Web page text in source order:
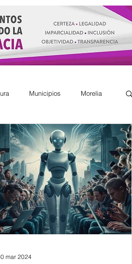
Municipios Morelia
Columnistas
ve lo que se dice...
Sader DIF Mujeres
Finanzas
mar 2024